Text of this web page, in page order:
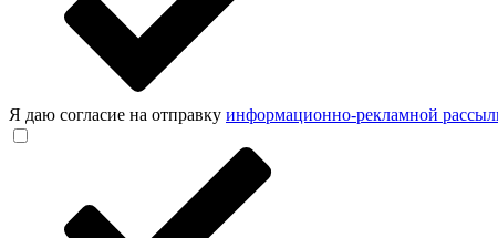
Я даю согласие на отправку информационно-рекламной